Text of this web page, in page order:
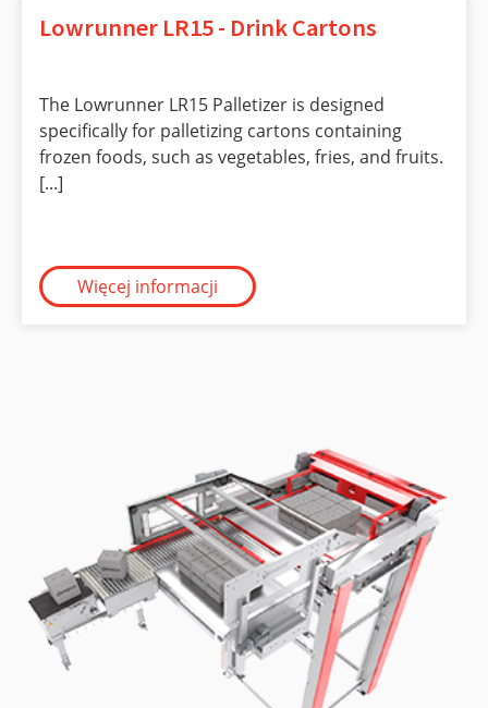
Lowrunner LR15 - Drink Cartons
The Lowrunner LR15 Palletizer is designed
specifically for palletizing cartons containing
frozen foods, such as vegetables, fries, and fruits.
[...]
Więcej informacji